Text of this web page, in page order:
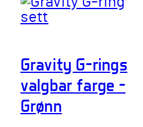
Gravity G-rings
valgbar farge –
Grønn